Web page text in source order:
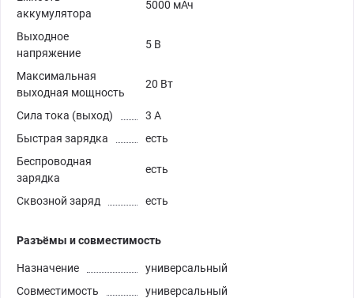
аккумулятора
5000 мАч
Выходное
напряжение
5 В
Максимальная
выходная мощность
20 Вт
Сила тока (выход)
3 А
Быстрая зарядка
есть
Беспроводная
зарядка
есть
Сквозной заряд есть
Разъёмы и совместимость
Назначение
универсальный
Совместимость
универсальный